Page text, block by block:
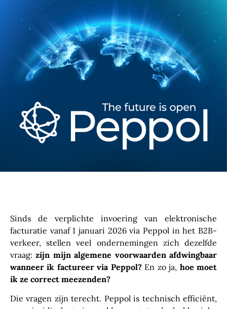
Sinds de verplichte invoering van elektronische
facturatie vanaf 1 januari 2026 via Peppol in het B2B-
verkeer, stellen veel ondernemingen zich dezelfde
vraag:zijn mijn algemene voorwaarden afdwingbaar
wanneer ik factureer via Peppol?En zo ja, hoe moet
ik ze correct meezenden?
Die vragen zijn terecht. Peppol is technisch efficiënt,